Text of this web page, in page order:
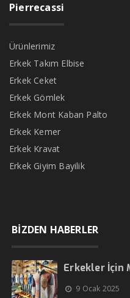
Pierrecassi
Ürünlerimiz
Erkek Takım Elbise
Erkek Ceket
Erkek Gömlek
Erkek Mont Kaban Palto
Erkek Kemer
Erkek Kravat
Erkek Giyim Bayilik
BİZDEN HABERLER
Erkekler İçin
9 Ocak 2025